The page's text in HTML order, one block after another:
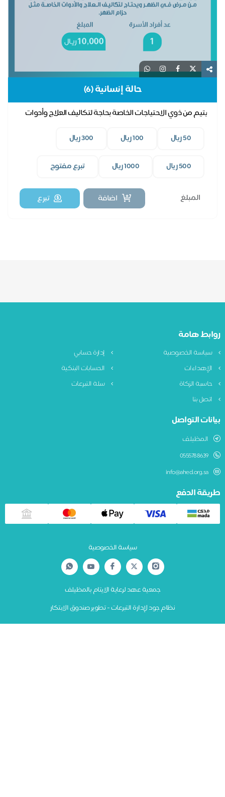
حالة إنسانية (6)
يتيم من ذوي الاحتياجات الخاصة بحاجة لتكاليف العلاج وأدوات
1000 ريال تبرع مفتوح
اضافة تبرع
هامة
الخصوصية
إدارة حسابي
الحسابات البنكية
الزكاة
سلة التبرعات
بنا
التواصل
المظيلف
0555788639
info@ahed.org.sa
الدفع
سياسة الخصوصية
جمعية عهد لرعاية الايتام بالمظيلف
نظام جود لإدارة التبرعات - تطوير صندوق الابتكار